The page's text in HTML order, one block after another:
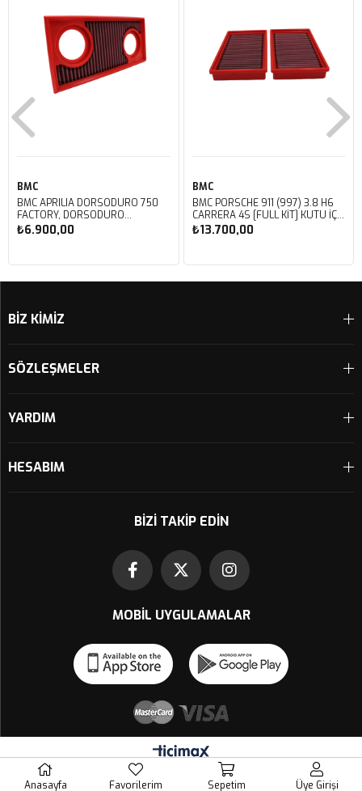
BMC
BMC APRILIA DORSODURO 750
FACTORY, DORSODURO
900, SHIVER 750 GT, SHIVER
750 KUTU İÇİ PERFORMANS
₺6.900,00
BMC
BMC PORSCHE 911 (997) 3.8 H6
CARRERA 4S [FULL KIT] KUTU İÇİ
PERFORMANS HAVA FİLTRESİ
FB468/20
₺13.700,00
BİZ KİMİZ
SÖZLEŞMELER
YARDIM
HESABIM
BIZI TAKIP EDIN
MOBIL UYGULAMALAR
Anasayfa Favorilerim Sepetim Üye Girişi